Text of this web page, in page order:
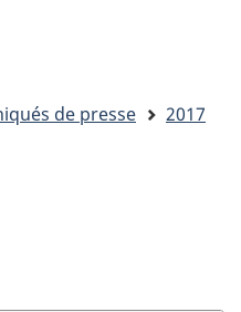
de presse
2017